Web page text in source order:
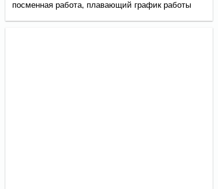
посменная работа, плавающий график работы